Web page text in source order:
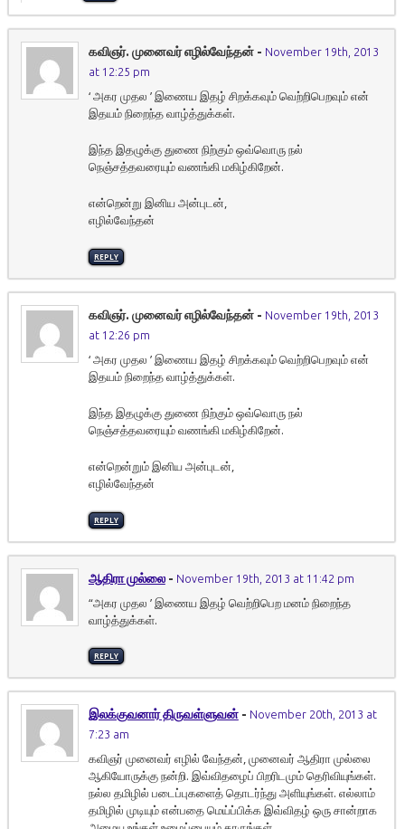
கவிஞர். முனைவர் எழில்வேந்தன் - November 19th, 2013
at 12:25 pm
‘ அகர முதல ’ இணைய இதழ் சிறக்கவும் வெற்றிபெறவும் என்
இதயம் நிறைந்த வாழ்த்துக்கள்.
இந்த இதழுக்கு துணை நிற்கும் ஒவ்வொரு நல்
நெஞ்சத்தவரையும் வணங்கி மகிழ்கிறேன்.
என்றென்று இனிய அன்புடன்,
எழில்வேந்தன்
REPLY
கவிஞர். முனைவர் எழில்வேந்தன் - November 19th, 2013
at 12:26 pm
‘ அகர முதல ’ இணைய இதழ் சிறக்கவும் வெற்றிபெறவும் என்
இதயம் நிறைந்த வாழ்த்துக்கள்.
இந்த இதழுக்கு துணை நிற்கும் ஒவ்வொரு நல்
நெஞ்சத்தவரையும் வணங்கி மகிழ்கிறேன்.
என்றென்றும் இனிய அன்புடன்,
எழில்வேந்தன்
REPLY
ஆதிரா முல்லை - November 19th, 2013 at 11:42 pm
“அகர முதல ’ இணைய இதழ் வெற்றிபெற மனம் நிறைந்த
வாழ்த்துக்கள்.
REPLY
இலக்குவனார் திருவள்ளுவன் - November 20th, 2013 at
7:23 am
கவிஞர் முனைவர் எழில் வேந்தன், முனைவர் ஆதிரா முல்லை
ஆகியோருக்கு நன்றி. இவ்விதழைப் பிறரிடமும் தெரிவியுங்கள்.
நல்ல தமிழில் படைப்புகளைத் தொடர்ந்து அளியுங்கள். எல்லாம்
தமிழில் முடியும் என்பதை மெய்ப்பிக்க இவ்விதழ் ஒரு சான்றாக